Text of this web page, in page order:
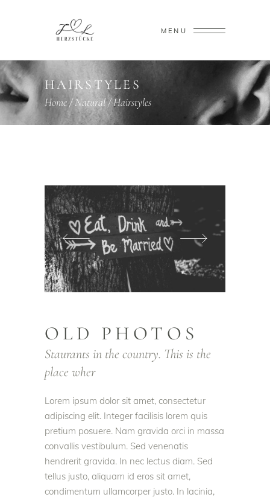
MENU
HAIRSTYLES
Home/Natural/Hairstyles
OLD PHOTOS
Staurants in the country. This is the
place wher
Lorem ipsum dolor sit amet, consectetur
adipiscing elit. Integer facilisis lorem quis
pretium posuere. Nam gravida orci in massa
convallis vestibulum. Sed venenatis
hendrerit gravida. In nec lectus diam. Sed
tellus justo, aliquam id eros sit amet,
condimentum ullamcorper justo. In lacinia,